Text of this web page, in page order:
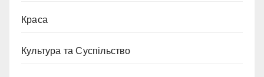
Краса
Культура та Суспільство